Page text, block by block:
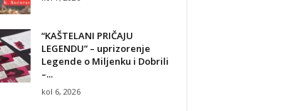
“KAŠTELANI PRIČAJU
LEGENDU” – uprizorenje
Legende o Miljenku i Dobrili
–...
kol 6, 2026